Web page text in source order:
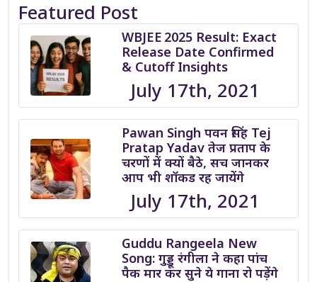
Featured Post
WBJEE 2025 Result: Exact
Release Date Confirmed
& Cutoff Insights
July 17th, 2021
Pawan Singh पवन सिंह Tej
Pratap Yadav तेज प्रताप के
चरणों में क्यों बैठे, सच जानकर
आप भी शॉकड रह जायेंगे
July 17th, 2021
Guddu Rangeela New
Song: गुड्डू रंगीला ने कहा पांच
पैक मार कर सुने ये गाना रो पड़ेंगे